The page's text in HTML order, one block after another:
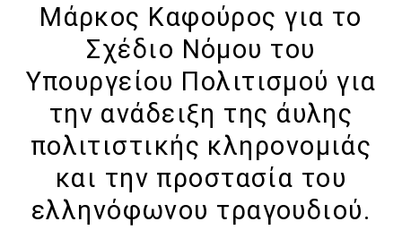
Μάρκος Καφούρος για το
Σχέδιο Νόμου του
Υπουργείου Πολιτισμού για
την ανάδειξη της άυλης
πολιτιστικής κληρονομιάς
και την προστασία του
ελληνόφωνου τραγουδιού.